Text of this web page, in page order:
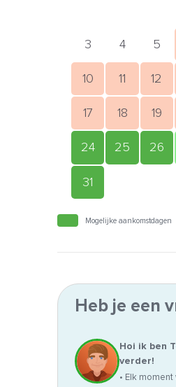
3 4 5
10 11 12
17 18 19
24 25 26
31
Mogelijke aankomstdagen
Heb je een
Hoi ik ben
verder!
• Elk